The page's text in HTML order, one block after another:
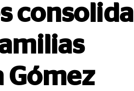
consolida
Gómez